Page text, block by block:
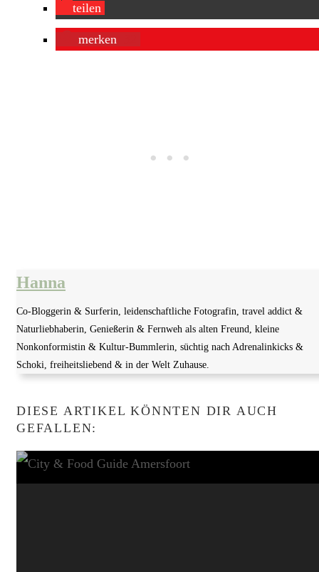
teilen
merken
Hanna
Co-Bloggerin & Surferin, leidenschaftliche Fotografin, travel addict &
Naturliebhaberin, Genießerin & Fernweh als alten Freund, kleine
Nonkonformistin & Kultur-Bummlerin, süchtig nach Adrenalinkicks &
Schoki, freiheitsliebend & in der Welt Zuhause.
DIESE ARTIKEL KÖNNTEN DIR AUCH
GEFALLEN: